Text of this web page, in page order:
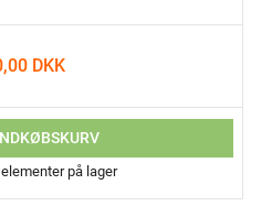
DKK
på lager